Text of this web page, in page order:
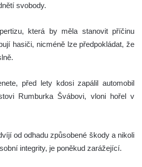
svobody.
která by měla stanovit příčinu
hasiči, nicméně lze předpokládat, že
před lety kdosi zapálil automobil
Rumburka Švábovi, vloni hořel v
od odhadu způsobené škody a nikoli
integrity, je poněkud zarážející.